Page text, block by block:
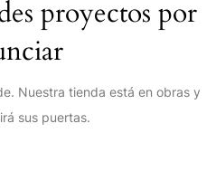
proyectos por
Nuestra tienda está en obras y
sus puertas.